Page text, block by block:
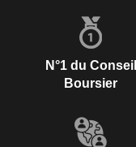
N°1 du Conseil
Boursier